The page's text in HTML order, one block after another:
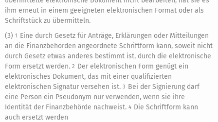
ihm erneut in einem geeigneten elektronischen Format oder als
Schriftstück zu übermitteln.
(3) 1 Eine durch Gesetz für Anträge, Erklärungen oder Mitteilungen
an die Finanzbehörden angeordnete Schriftform kann, soweit nicht
durch Gesetz etwas anderes bestimmt ist, durch die elektronische
Form ersetzt werden. 2 Der elektronischen Form genügt ein
elektronisches Dokument, das mit einer qualifizierten
elektronischen Signatur versehen ist. 3 Bei der Signierung darf
eine Person ein Pseudonym nur verwenden, wenn sie ihre
Identität der Finanzbehörde nachweist. 4 Die Schriftform kann
auch ersetzt werden